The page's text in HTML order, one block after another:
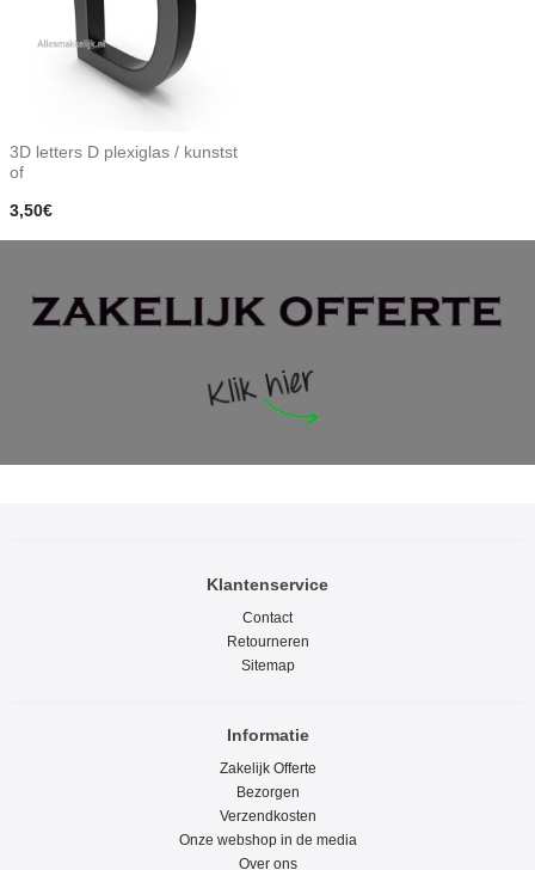
3D letters D plexiglas / kunstst
of
3,50€
Klantenservice
Contact
Retourneren
Sitemap
Informatie
Zakelijk Offerte
Bezorgen
Verzendkosten
Onze webshop in de media
Over ons